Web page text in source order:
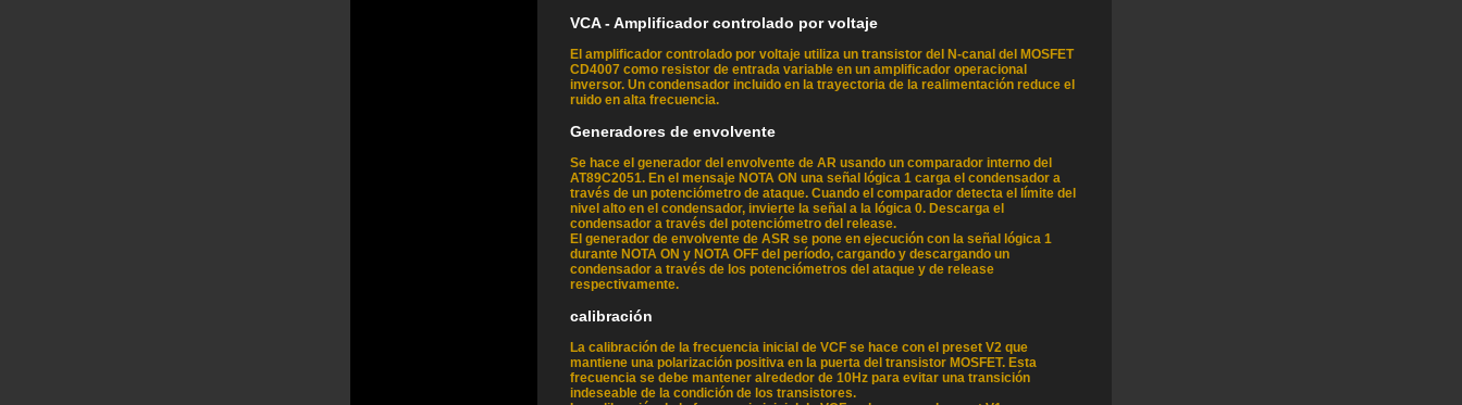
VCA - Amplificador controlado por voltaje
El amplificador controlado por voltaje utiliza un transistor del N-canal del MOSFET
CD4007 como resistor de entrada variable en un amplificador operacional
inversor. Un condensador incluido en la trayectoria de la realimentación reduce el
ruido en alta frecuencia.
Generadores de envolvente
Se hace el generador del envolvente de AR usando un comparador interno del
AT89C2051. En el mensaje NOTA ON una señal lógica 1 carga el condensador a
través de un potenciómetro de ataque. Cuando el comparador detecta el límite del
nivel alto en el condensador, invierte la señal a la lógica 0. Descarga el
condensador a través del potenciómetro del release.
El generador de envolvente de ASR se pone en ejecución con la señal lógica 1
durante NOTA ON y NOTA OFF del período, cargando y descargando un
condensador a través de los potenciómetros del ataque y de release
respectivamente.
calibración
La calibración de la frecuencia inicial de VCF se hace con el preset V2 que
mantiene una polarización positiva en la puerta del transistor MOSFET. Esta
frecuencia se debe mantener alrededor de 10Hz para evitar una transición
indeseable de la condición de los transistores.